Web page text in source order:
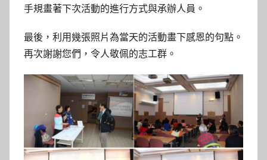
手規畫著下次活動的進行方式與承辦人員。
最後，利用幾張照片為當天的活動畫下感恩的句點。
再次謝謝您們，令人敬佩的志工群。